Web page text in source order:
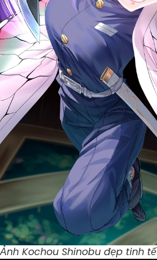
Ảnh Kochou Shinobu đẹp tinh tế